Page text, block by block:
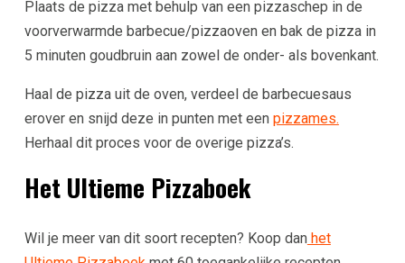
Plaats de pizza met behulp van een pizzaschep in de
voorverwarmde barbecue/pizzaoven en bak de pizza in
5 minuten goudbruin aan zowel de onder- als bovenkant.
Haal de pizza uit de oven, verdeel de barbecuesaus
erover en snijd deze in punten met een pizzames.
Herhaal dit proces voor de overige pizza’s.
Het Ultieme Pizzaboek
Wil je meer van dit soort recepten? Koop dan het